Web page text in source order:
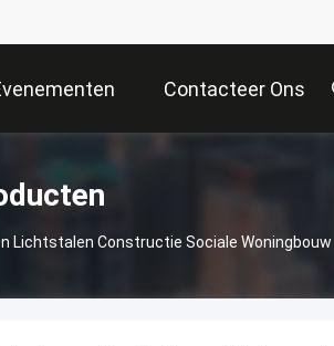
Contacteer Ons
Lichtstalen Constructie Sociale Woningbouw